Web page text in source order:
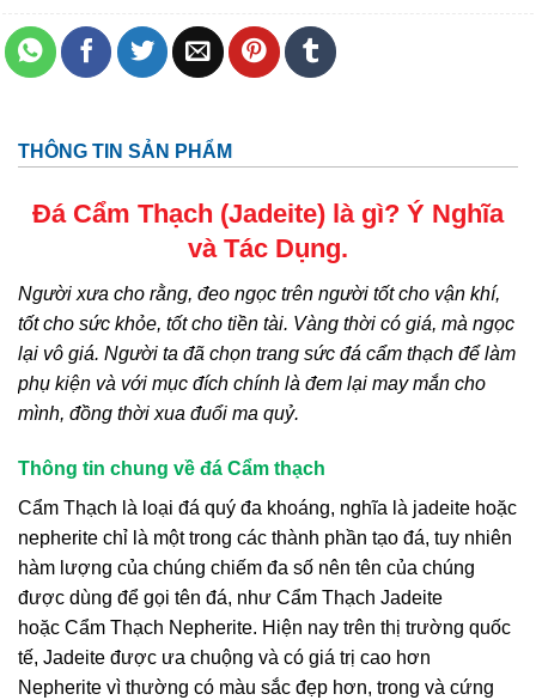
THÔNG TIN SẢN PHẨM
Đá Cẩm Thạch (Jadeite) là gì? Ý Nghĩa
và Tác Dụng.
Người xưa cho rằng, đeo ngọc trên người tốt cho vận khí,
tốt cho sức khỏe, tốt cho tiền tài. Vàng thời có giá, mà ngọc
lại vô giá. Người ta đã chọn trang sức đá cẩm thạch để làm
phụ kiện và với mục đích chính là đem lại may mắn cho
mình, đồng thời xua đuổi ma quỷ.
Thông tin chung về đá Cẩm thạch
Cẩm Thạch là loại đá quý đa khoáng, nghĩa là jadeite hoặc
nepherite chỉ là một trong các thành phần tạo đá, tuy nhiên
hàm lượng của chúng chiếm đa số nên tên của chúng
được dùng để gọi tên đá, như Cẩm Thạch Jadeite
hoặc Cẩm Thạch Nepherite. Hiện nay trên thị trường quốc
tế, Jadeite được ưa chuộng và có giá trị cao hơn
Nepherite vì thường có màu sắc đẹp hơn, trong và cứng